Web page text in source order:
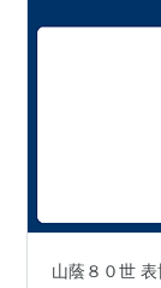
山蔭８０世 表